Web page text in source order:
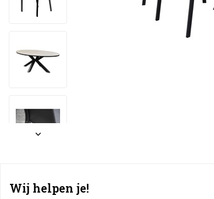
Wij helpen je!